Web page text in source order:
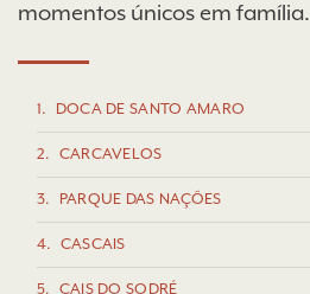
momentos únicos em família.
1. DOCA DE SANTO AMARO
2. CARCAVELOS
3. PARQUE DAS NAÇÕES
4. CASCAIS
5. CAIS DO SODRÉ